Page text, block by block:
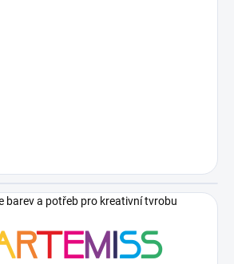
barev a potřeb pro kreativní tvrobu